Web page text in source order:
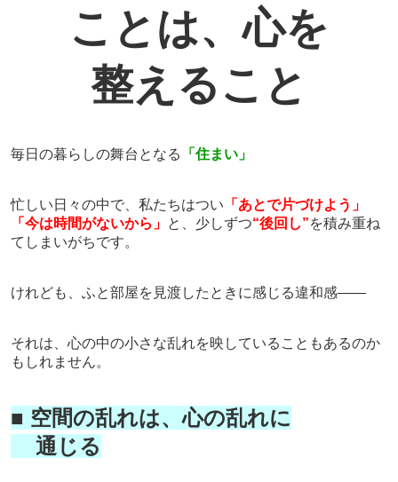
ことは、心を
整えること
毎日の暮らしの舞台となる 「住まい」
忙しい日々の中で、私たちはつい 「あとで片づけよう」
「今は時間がないから」 と、少しずつ“後回し”を積み重ね
てしまいがちです。
けれども、ふと部屋を見渡したときに感じる違和感——
それは、心の中の小さな乱れを映していることもあるのか
もしれません。
■ 空間の乱れは、心の乱れに
通じる